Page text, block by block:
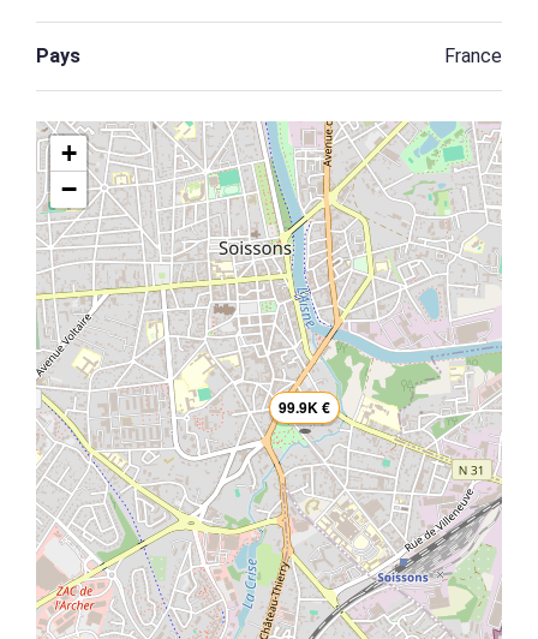
Pays France
99.9K €
+
−